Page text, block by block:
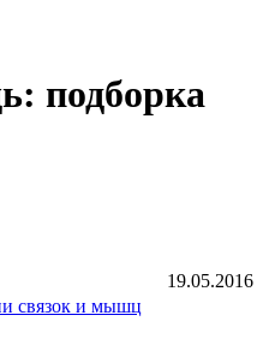
подборка
19.05.2016
связок и мышц